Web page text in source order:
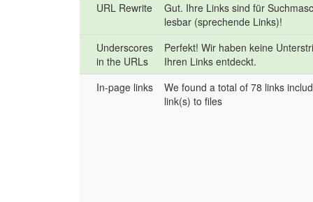
URL Rewrite
Gut. Ihre Links sind für
lesbar (sprechende Links)!
Underscores
in the URLs
Perfekt! Wir haben keine
Ihren Links entdeckt.
In-page links
We found a total of 78 links
link(s) to files